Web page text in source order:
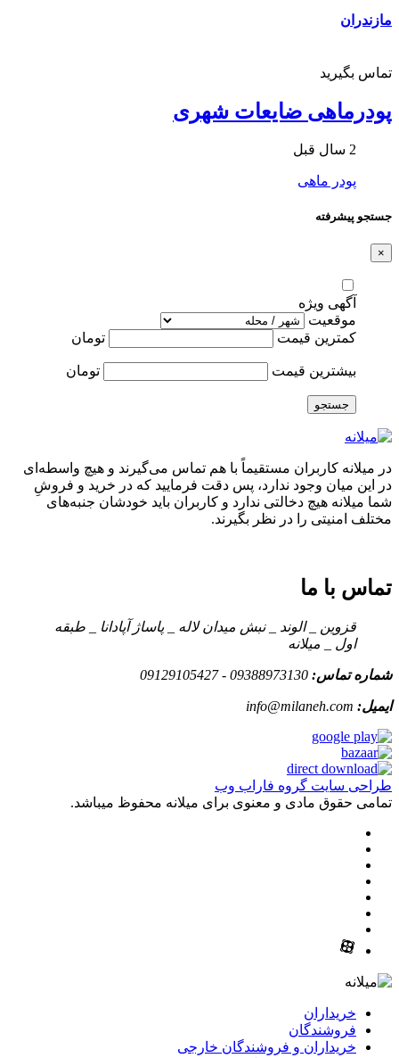
مازندران
تماس بگیرید
پودرماهی ضایعات شهری
2 سال قبل
پودر ماهی
جستجو پیشرفته
×
آگهی ویژه
موقعیت
کمترین قیمت
تومان
بیشترین قیمت تومان
جستجو
در میلانه کاربران مستقیماً با هم تماس می‌گیرند و هیچ واسطه‌ای
در این میان وجود ندارد، پس دقت فرمایید که در خرید و فروشِ
شما میلانه هیچ دخالتی ندارد و کاربران باید خودشان جنبه‌های
مختلف امنیتی را در نظر بگیرند.
تماس با ما
قزوین _ الوند _ نبش میدان لاله _ پاساژ آپادانا _ طبقه
اول _ میلانه
شماره تماس: 09388973130 - 09129105427
ایمیل: info@milaneh.com
طراحی سایت گروه فاراب وب
تمامی حقوق مادی و معنوی برای میلانه محفوظ میباشد.
خریداران
فروشندگان
خریداران و فروشندگان خارجی